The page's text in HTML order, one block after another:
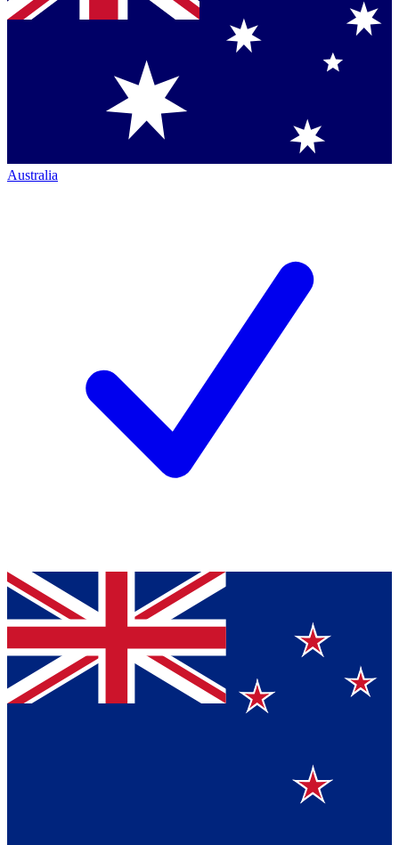
Australia